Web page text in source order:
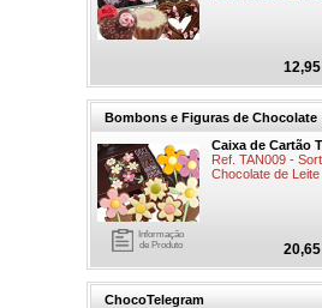
Bombons e Figuras de Chocolate
Informação
de Produto
Caixa de Cartão
Ref. TAN009 -
Chocolate de
ChocoTelegram